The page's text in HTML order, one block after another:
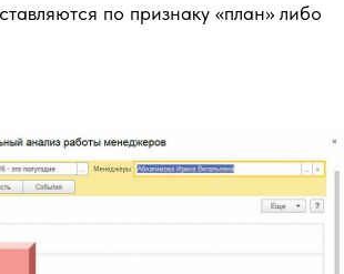
по признаку «план» либо